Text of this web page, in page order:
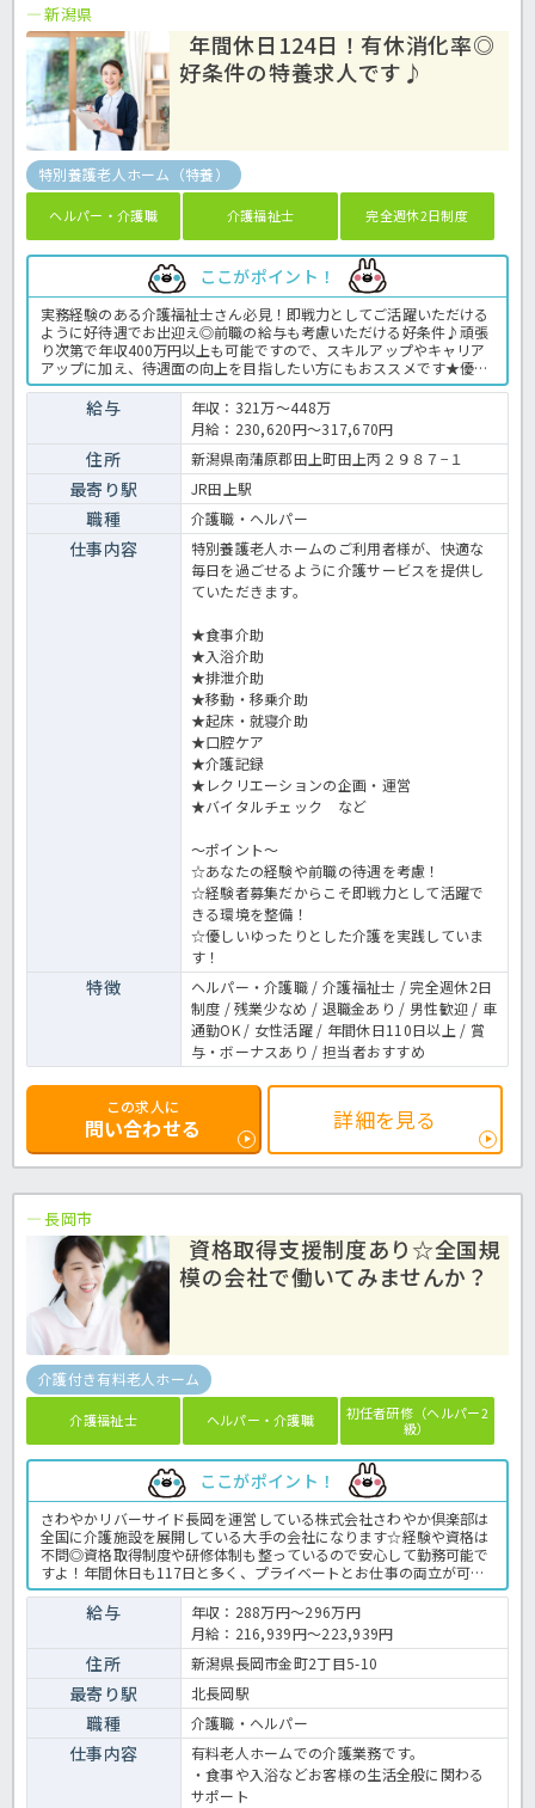
新潟県
年間休日124日！有休消化率◎
好条件の特養求人です♪
特別養護老人ホーム（特養）
ヘルパー・介護職 介護福祉士 完全週休2日制度
ここがポイント！
実務経験のある介護福祉士さん必見！即戦力としてご活躍いただける
ように好待遇でお出迎え◎前職の給与も考慮いただける好条件♪頑張
り次第で年収400万円以上も可能ですので、スキルアップやキャリア
アップに加え、待遇面の向上を目指したい方にもおススメです★優し
いゆっくりとした介護を実践する定員100名の従来型特養で、あなた
の経験を活かして働いてみませんか？年間休日124日と豊富で有休消
化率も高い法人ですので、プライベートも充実間違いなし♪残業も月
平均で2時間程度なので、独身の方も子育て世代の方も安心して勤務
いただけます◎お問い合わせはほっ介護まで！特養での介護業務全般
です。 ＜介護職 正職員 特養の求人＞
給与
年収：321万～448万
月給：230,620円～317,670円
住所 新潟県南蒲原郡田上町田上丙２９８７−１
最寄り駅 JR田上駅
職種 介護職・ヘルパー
仕事内容
特別養護老人ホームのご利用者様が、快適な
毎日を過ごせるように介護サービスを提供し
ていただきます。
★食事介助
★入浴介助
★排泄介助
★移動・移乗介助
★起床・就寝介助
★口腔ケア
★介護記録
★レクリエーションの企画・運営
★バイタルチェック など
～ポイント～
☆あなたの経験や前職の待遇を考慮！
☆経験者募集だからこそ即戦力として活躍で
きる環境を整備！
☆優しいゆったりとした介護を実践していま
す！
特徴
ヘルパー・介護職 / 介護福祉士 / 完全週休2日
制度 / 残業少なめ / 退職金あり / 男性歓迎 / 車
通勤OK / 女性活躍 / 年間休日110日以上 / 賞
与・ボーナスあり / 担当者おすすめ
この求人に
問い合わせる 詳細を見る
長岡市
資格取得支援制度あり☆全国規
模の会社で働いてみませんか？
介護付き有料老人ホーム
介護福祉士 ヘルパー・介護職
初任者研修（ヘルパー2
級）
ここがポイント！
さわやかリバーサイド長岡を運営している株式会社さわやか倶楽部は
全国に介護施設を展開している大手の会社になります☆経験や資格は
不問◎資格取得制度や研修体制も整っているので安心して勤務可能で
すよ！年間休日も117日と多く、プライベートとお仕事の両立が可能
な環境になります☆定年が65歳で長く勤務することも可能で、65歳以
降も条件面は変わらずに働けるので安心の職場です〇求人が気になる
方は是非ほっ介護までお問い合わせください！有料老人ホームでの介
護業務全般です。＜介護職 正職員 有料老人ホームの求人＞
給与
年収：288万円～296万円
月給：216,939円～223,939円
住所 新潟県長岡市金町2丁目5-10
最寄り駅 北長岡駅
職種 介護職・ヘルパー
仕事内容
有料老人ホームでの介護業務です。
・食事や入浴などお客様の生活全般に関わる
サポート